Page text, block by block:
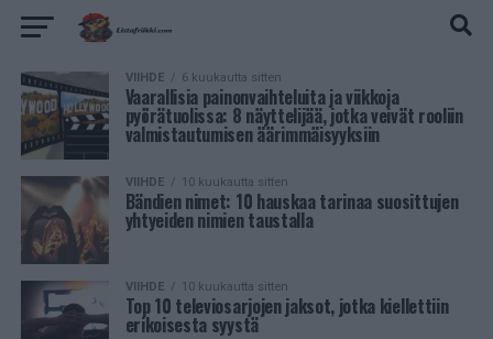
VIIHDE 6 kuukautta sitten
Vaarallisia painonvaihteluita ja viikkoja
pyörätuolissa: 8 näyttelijää, jotka veivät rooliin
valmistautumisen äärimmäisyyksiin
VIIHDE 10 kuukautta sitten
Bändien nimet: 10 hauskaa tarinaa suosittujen
yhtyeiden nimien taustalla
VIIHDE 10 kuukautta sitten
Top 10 televiosarjojen jaksot, jotka kiellettiin
erikoisesta syystä